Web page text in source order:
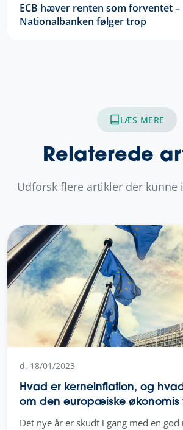
ECB hæver renten som forventet –
Nationalbanken følger trop
LÆS MERE
Relaterede
Udforsk flere artikler der kunne
d. 18/01/2023
Hvad er kerneinflation, og
om den europæiske økonomis
Det nye år er skudt i gang med en god